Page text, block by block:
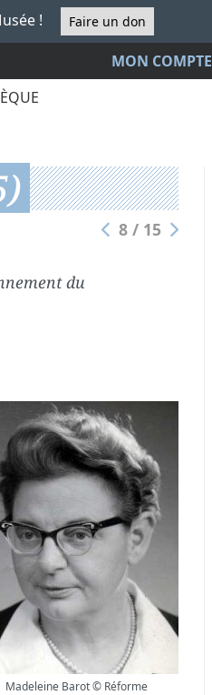
! Faire un don
MON COMPTE
8 / 15
du
Madeleine Barot © Réforme